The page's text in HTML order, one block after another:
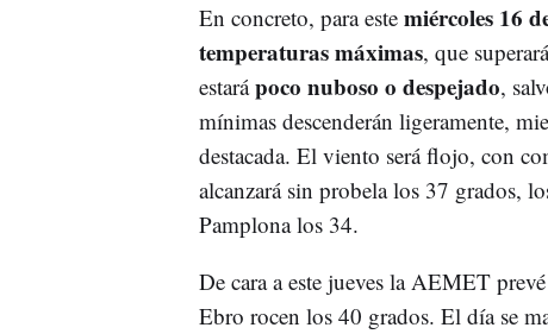
En concreto, para este miércoles 16
temperaturas máximas, que
estarápoco nuboso o despejado,
mínimas descenderán ligeramente,
destacada. El viento será flojo, con
alcanzará sin probela los 37 grados,
Pamplona los 34.
De cara a este jueves la AEMET
Ebro rocen los 40 grados. El día se